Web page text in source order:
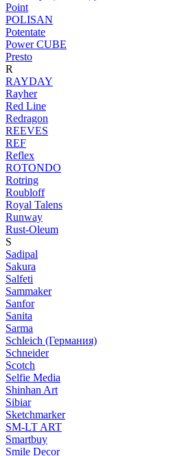
Point
POLISAN
Potentate
Power CUBE
Presto
R
RAYDAY
Rayher
Red Line
Redragon
REEVES
REF
Reflex
ROTONDO
Rotring
Roubloff
Royal Talens
Runway
Rust-Oleum
S
Sadipal
Sakura
Salfeti
Sammaker
Sanfor
Sanita
Sarma
Schleich (Германия)
Schneider
Scotch
Selfie Media
Shinhan Art
Sibiar
Sketchmarker
SM-LT ART
Smartbuy
Smile Decor